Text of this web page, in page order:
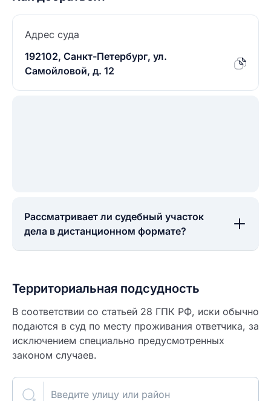
Адрес суда
192102, Санкт-Петербург, ул.
Самойловой, д. 12
Рассматривает ли судебный участок
дела в дистанционном формате?
Территориальная подсудность
В соответствии со статьей 28 ГПК РФ, иски обычно
подаются в суд по месту проживания ответчика, за
исключением специально предусмотренных
законом случаев.
Введите улицу или район